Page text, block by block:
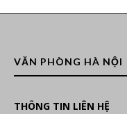
VĂN PHÒNG HÀ NỘI
THÔNG TIN LIÊN HỆ